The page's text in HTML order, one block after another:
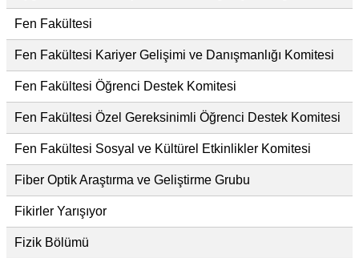
Fen Fakültesi
Fen Fakültesi Kariyer Gelişimi ve Danışmanlığı Komitesi
Fen Fakültesi Öğrenci Destek Komitesi
Fen Fakültesi Özel Gereksinimli Öğrenci Destek Komitesi
Fen Fakültesi Sosyal ve Kültürel Etkinlikler Komitesi
Fiber Optik Araştırma ve Geliştirme Grubu
Fikirler Yarışıyor
Fizik Bölümü